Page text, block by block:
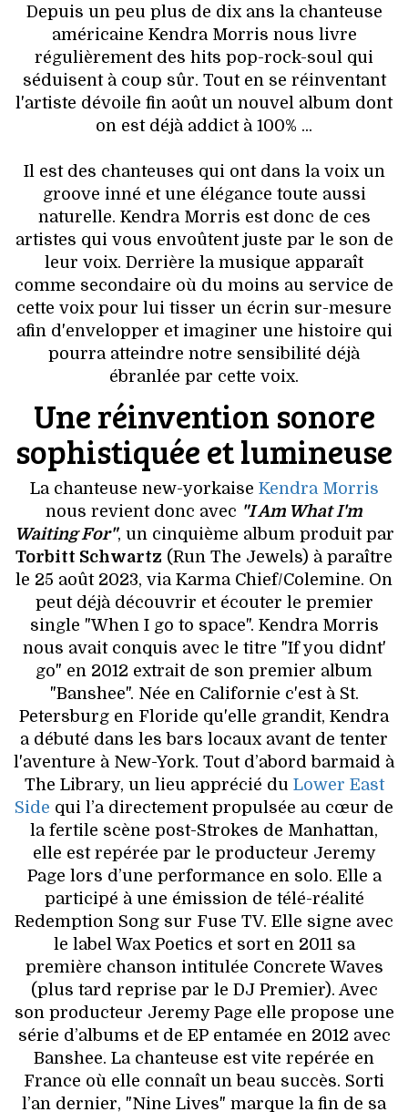
BEAUTÉ
MODE DE RUE
JEUNES CRÉATEURS
HISTOIRE DES MARQUES
DÉCO
VOYAGES & LOISIRS
Depuis un peu plus de dix ans la chanteuse
américaine Kendra Morris nous livre
régulièrement des hits pop-rock-soul qui
séduisent à coup sûr. Tout en se réinventant
l'artiste dévoile fin août un nouvel album dont
on est déjà addict à 100% ...
Il est des chanteuses qui ont dans la voix un
groove inné et une élégance toute aussi
naturelle. Kendra Morris est donc de ces
artistes qui vous envoûtent juste par le son de
leur voix. Derrière la musique apparaît
comme secondaire où du moins au service de
cette voix pour lui tisser un écrin sur-mesure
afin d'envelopper et imaginer une histoire qui
pourra atteindre notre sensibilité déjà
ébranlée par cette voix.
Une réinvention sonore
sophistiquée et lumineuse
La chanteuse new-yorkaise Kendra Morris
nous revient donc avec "I Am What I'm
Waiting For", un cinquième album produit par
Torbitt Schwartz (Run The Jewels) à paraître
le 25 août 2023, via Karma Chief/Colemine. On
peut déjà découvrir et écouter le premier
single "When I go to space". Kendra Morris
nous avait conquis avec le titre "If you didnt'
go" en 2012 extrait de son premier album
"Banshee". Née en Californie c'est à St.
Petersburg en Floride qu'elle grandit, Kendra
a débuté dans les bars locaux avant de tenter
l'aventure à New-York. Tout d’abord barmaid à
The Library, un lieu apprécié du Lower East
Side qui l’a directement propulsée au cœur de
la fertile scène post-Strokes de Manhattan,
elle est repérée par le producteur Jeremy
Page lors d’une performance en solo. Elle a
participé à une émission de télé-réalité
Redemption Song sur Fuse TV. Elle signe avec
le label Wax Poetics et sort en 2011 sa
première chanson intitulée Concrete Waves
(plus tard reprise par le DJ Premier). Avec
son producteur Jeremy Page elle propose une
série d’albums et de EP entamée en 2012 avec
Banshee. La chanteuse est vite repérée en
France où elle connaît un beau succès. Sorti
l’an dernier, "Nine Lives" marque la fin de sa